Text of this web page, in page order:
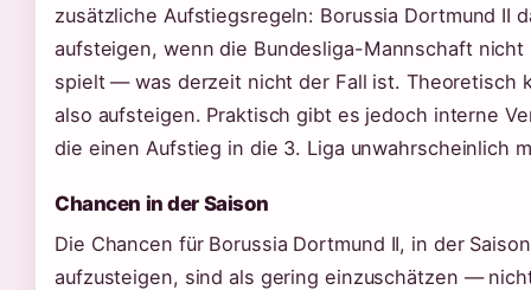
zusätzliche Aufstiegsregeln: Borussia Dortmund II
aufsteigen, wenn die Bundesliga-Mannschaft nicht
spielt — was derzeit nicht der Fall ist. Theoretisch
also aufsteigen. Praktisch gibt es jedoch interne
die einen Aufstieg in die 3. Liga unwahrscheinlich
Chancen in der Saison
Die Chancen für Borussia Dortmund II, in der
aufzusteigen, sind als gering einzuschätzen —